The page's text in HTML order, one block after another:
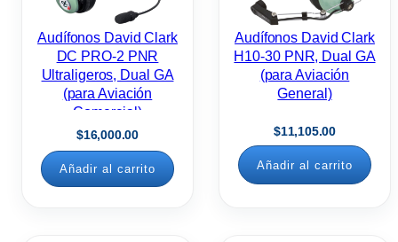
Audífonos David Clark
DC PRO-2 PNR
Ultraligeros, Dual GA
(para Aviación
Comercial)
$16,000.00
Añadir al carrito
Audífonos David Clark
H10-30 PNR, Dual GA
(para Aviación
General)
$11,105.00
Añadir al carrito